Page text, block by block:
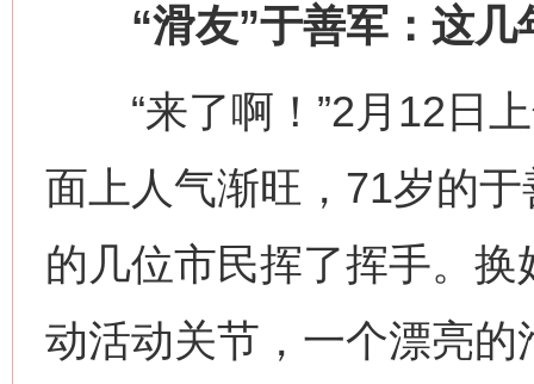
“滑友”于善军：这几
“来了啊！”2月12日上
面上人气渐旺，71岁的
的几位市民挥了挥手。
动活动关节，一个漂亮